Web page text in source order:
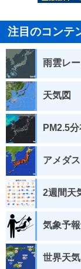
注目のコンテ
雨雲レ
天気図
PM2.5
アメダス
2週間天
気象予
世界天気